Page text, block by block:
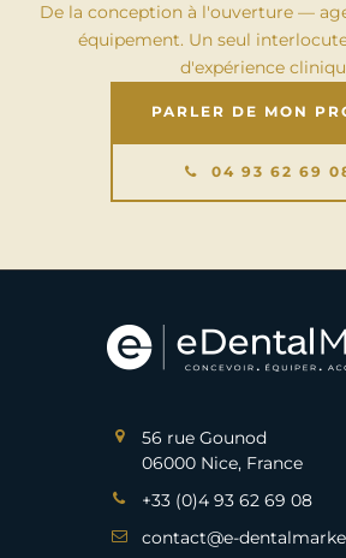
De la conception à l'ouverture —
équipement. Un seul
d'expérience
PARLER DE MON
04 93 62 69
56 rue Gounod
06000 Nice, France
+33 (0)4 93 62 69 08
contact@e-